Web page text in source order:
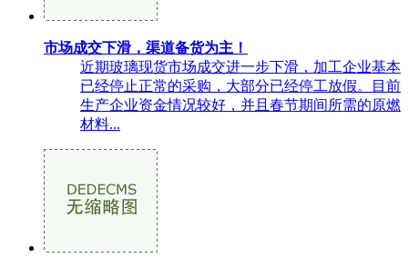
市场成交下滑，渠道备货为主！
近期玻璃现货市场成交进一步下滑，加工企业基本
已经停止正常的采购，大部分已经停工放假。目前
生产企业资金情况较好，并且春节期间所需的原燃
材料...